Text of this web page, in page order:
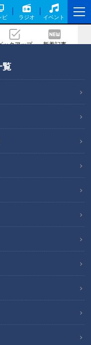
ビ ラジオ イベント
ックアップ 新着記事
覧
業態が集う